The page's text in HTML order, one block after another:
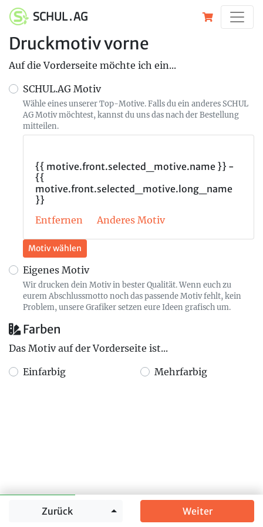
SCHUL . AG
Zurück Springe zu Weiter
Druckmotiv vorne
Auf die Vorderseite möchte ich ein...
SCHUL.AG Motiv
Wähle eines unserer Top-Motive. Falls du ein anderes SCHUL
AG Motiv möchtest, kannst du uns das nach der Bestellung
mitteilen.
{{ motive.front.selected_motive.name }} -
{{
motive.front.selected_motive.long_name
}}
Entfernen
Anderes Motiv
Motiv wählen
Eigenes Motiv
Wir drucken dein Motiv in bester Qualität. Wenn euch zu
eurem Abschlussmotto noch das passende Motiv fehlt, kein
Problem, unsere Grafiker setzen eure Ideen grafisch um.
Farben
Das Motiv auf der Vorderseite ist...
Einfarbig
Mehrfarbig